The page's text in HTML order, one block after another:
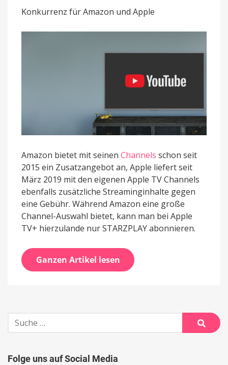
in
Konkurrenz für Amazon und Apple
Amazon bietet mit seinen Channels schon seit
2015 ein Zusatzangebot an, Apple liefert seit
März 2019 mit den eigenen Apple TV Channels
ebenfalls zusätzliche Streaminginhalte gegen
eine Gebühr. Während Amazon eine große
Channel-Auswahl bietet, kann man bei Apple
TV+ hierzulande nur STARZPLAY abonnieren.
Ganzen Artikel lesen
Suche
nach:
Suche
Folge uns auf Social Media